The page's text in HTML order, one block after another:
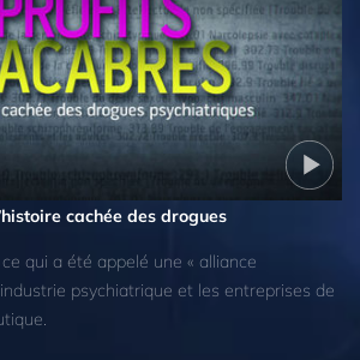
cachée des drogues
qui a été appelé une « alliance
psychiatrique et les entreprises de